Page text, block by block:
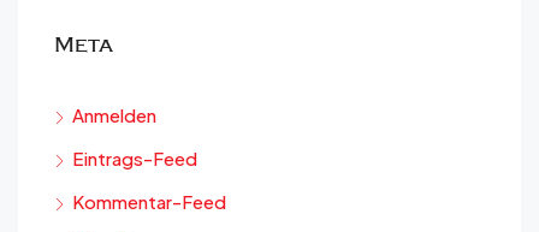
Meta
Anmelden
Eintrags-Feed
Kommentar-Feed